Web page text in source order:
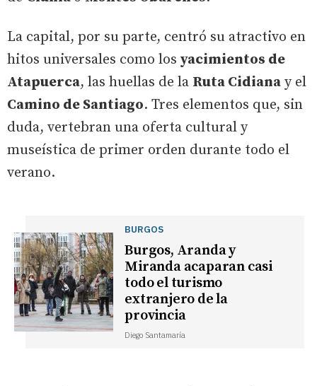
La capital, por su parte, centró su atractivo en
hitos universales como los yacimientos de
Atapuerca, las huellas de la Ruta Cidiana y el
Camino de Santiago. Tres elementos que, sin
duda, vertebran una oferta cultural y
museística de primer orden durante todo el
verano.
BURGOS
Burgos, Aranda y
Miranda acaparan casi
todo el turismo
extranjero de la
provincia
Diego Santamaría